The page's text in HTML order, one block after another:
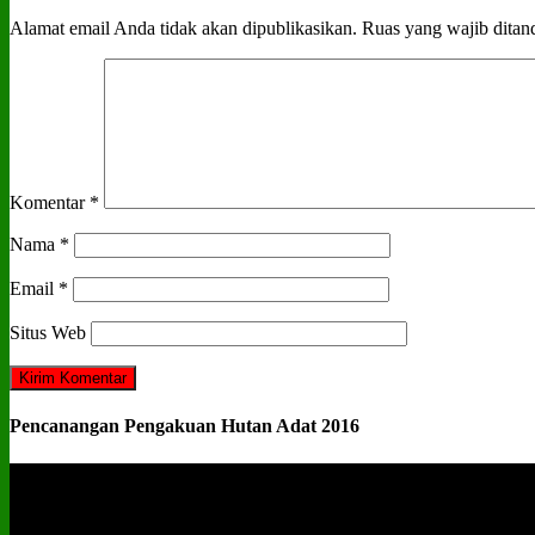
Alamat email Anda tidak akan dipublikasikan. Ruas yang wajib
Komentar *
Nama *
Email *
Situs Web
Pencanangan Pengakuan Hutan Adat 2016